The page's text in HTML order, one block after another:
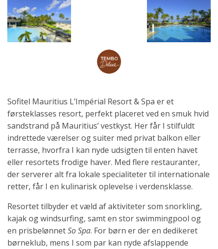
Sofitel Mauritius L’Impérial Resort & Spa er et
førsteklasses resort, perfekt placeret ved en smuk hvid
sandstrand på Mauritius’ vestkyst. Her får I stilfuldt
indrettede værelser og suiter med privat balkon eller
terrasse, hvorfra I kan nyde udsigten til enten havet
eller resortets frodige haver. Med flere restauranter,
der serverer alt fra lokale specialiteter til internationale
retter, får I en kulinarisk oplevelse i verdensklasse.
Resortet tilbyder et væld af aktiviteter som snorkling,
kajak og windsurfing, samt en stor swimmingpool og
en prisbelønnetSo Spa. For børn er der en dedikeret
børneklub, mens I som par kan nyde afslappende